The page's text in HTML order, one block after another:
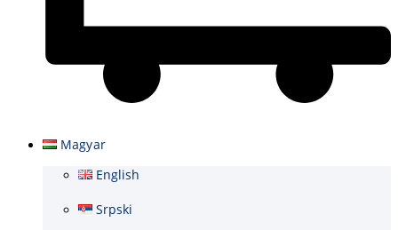
Magyar
English
Srpski